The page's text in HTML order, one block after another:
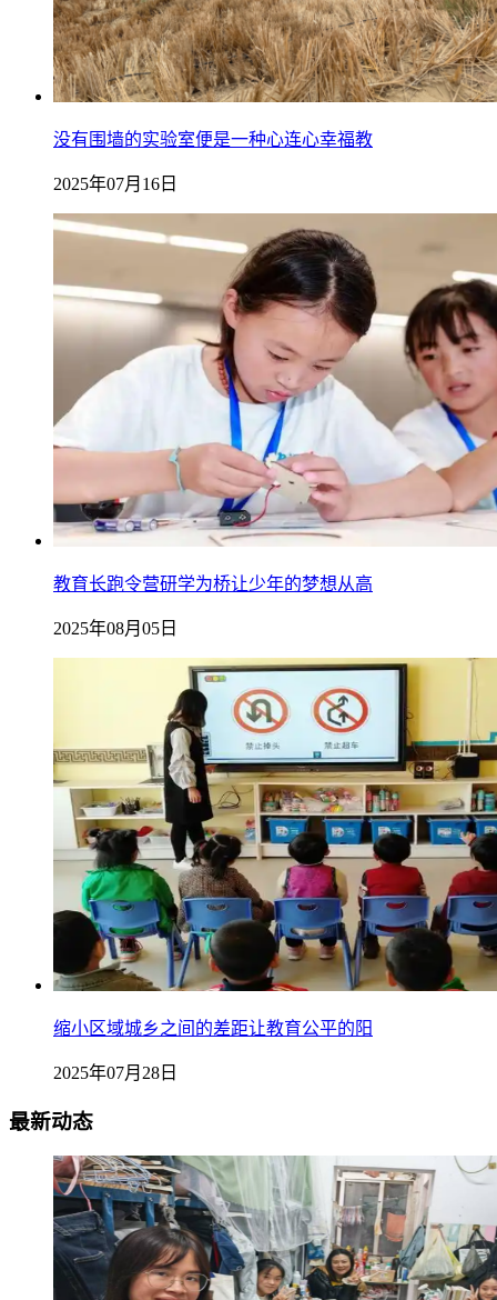
没有围墙的实验室便是一种心连心幸福教
2025年07月16日
教育长跑令营研学为桥让少年的梦想从高
2025年08月05日
缩小区域城乡之间的差距让教育公平的阳
2025年07月28日
最新动态